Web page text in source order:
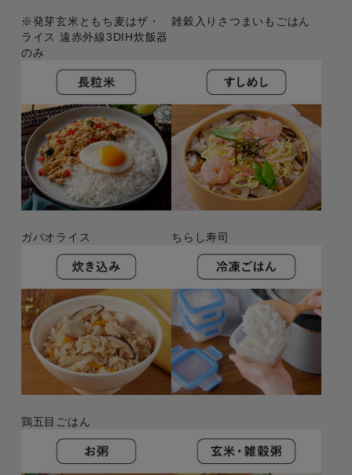
※発芽玄米ともち麦はザ・
ライス 遠赤外線3DIH炊飯器
のみ
雑穀入りさつまいもごはん
ガパオライス ちらし寿司
鶏五目ごはん